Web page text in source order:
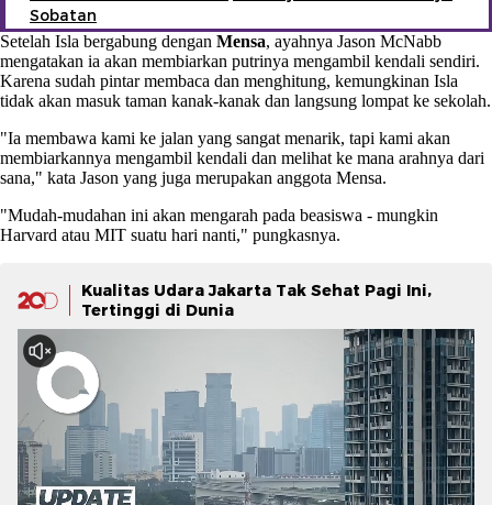
Sobatan
Setelah Isla bergabung dengan Mensa, ayahnya Jason McNabb
mengatakan ia akan membiarkan putrinya mengambil kendali sendiri.
Karena sudah pintar membaca dan menghitung, kemungkinan Isla
tidak akan masuk taman kanak-kanak dan langsung lompat ke sekolah.
"Ia membawa kami ke jalan yang sangat menarik, tapi kami akan
membiarkannya mengambil kendali dan melihat ke mana arahnya dari
sana," kata Jason yang juga merupakan anggota Mensa.
"Mudah-mudahan ini akan mengarah pada beasiswa - mungkin
Harvard atau MIT suatu hari nanti," pungkasnya.
Kualitas Udara Jakarta Tak Sehat Pagi Ini,
Tertinggi di Dunia